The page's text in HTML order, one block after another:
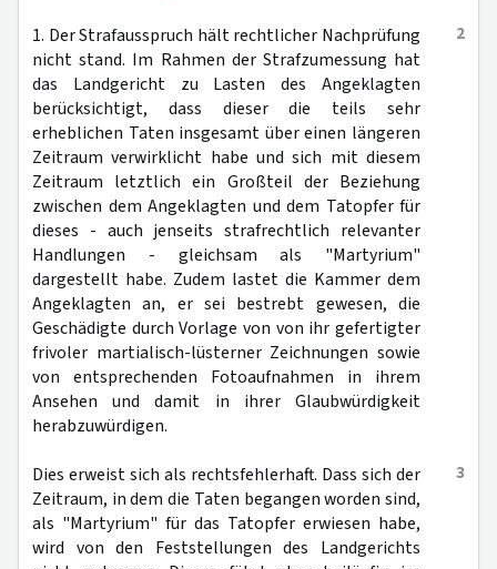
2
1. Der Strafausspruch hält rechtlicher Nachprüfung
nicht stand. Im Rahmen der Strafzumessung hat
das Landgericht zu Lasten des Angeklagten
berücksichtigt, dass dieser die teils sehr
erheblichen Taten insgesamt über einen längeren
Zeitraum verwirklicht habe und sich mit diesem
Zeitraum letztlich ein Großteil der Beziehung
zwischen dem Angeklagten und dem Tatopfer für
dieses - auch jenseits strafrechtlich relevanter
Handlungen - gleichsam als "Martyrium"
dargestellt habe. Zudem lastet die Kammer dem
Angeklagten an, er sei bestrebt gewesen, die
Geschädigte durch Vorlage von von ihr gefertigter
frivoler martialisch-lüsterner Zeichnungen sowie
von entsprechenden Fotoaufnahmen in ihrem
Ansehen und damit in ihrer Glaubwürdigkeit
herabzuwürdigen.
3
Dies erweist sich als rechtsfehlerhaft. Dass sich der
Zeitraum, in dem die Taten begangen worden sind,
als "Martyrium" für das Tatopfer erwiesen habe,
wird von den Feststellungen des Landgerichts